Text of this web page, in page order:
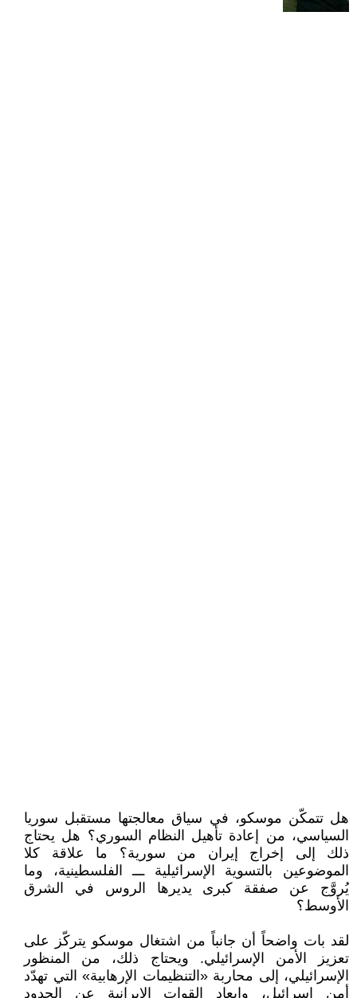
هل تتمكّن موسكو، في سياق معالجتها مستقبل سوريا
السياسي، من إعادة تأهيل النظام السوري؟ هل يحتاج
ذلك إلى إخراج إيران من سورية؟ ما علاقة كلا
الموضوعين بالتسوية الإسرائيلية ـــ الفلسطينية، وما
يُروَّج عن صفقة كبرى يديرها الروس في الشرق
الأوسط؟
لقد بات واضحاً أن جانباً من اشتغال موسكو يتركّز على
تعزيز الأمن الإسرائيلي. ويحتاج ذلك، من المنظور
الإسرائيلي، إلى محاربة «التنظيمات الإرهابية» التي تهدّد
أمن إسرائيل، وإبعاد القوات الإيرانية عن الحدود